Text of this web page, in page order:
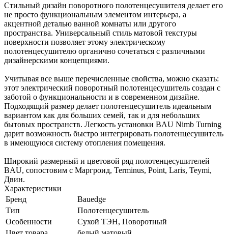
Стильный дизайн поворотного полотенцесушителя делает его
не просто функциональным элементом интерьера, а
акцентной деталью ванной комнаты или другого
пространства. Универсальный стиль матовой текстуры
поверхности позволяет этому электрическому
полотенцесушителю органично сочетаться с различными
дизайнерскими концепциями.
Учитывая все выше перечисленные свойства, можно сказать:
этот электрический поворотный полотенцесушитель создан с
заботой о функциональности и в современном дизайне.
Подходящий размер делает полотенцесушитель идеальным
вариантом как для больших семей, так и для небольших
бытовых пространств. Легкость установки BAU Nimb Turning
дарит возможность быстро интегрировать полотенцесушитель
в имеющуюся систему отопления помещения.
Широкий размерный и цветовой ряд полотенцесушителей
BAU, сопостовим с Маргроид, Terminus, Point, Laris, Teymi,
Двин.
Характеристики
Бренд
Bauedge
Тип
Полотенцесушитель
Особенности
Сухой ТЭН, Поворотный